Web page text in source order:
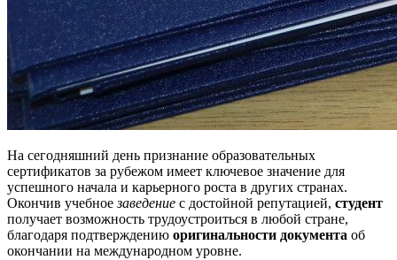
На сегодняшний день признание образовательных
сертификатов за рубежом имеет ключевое значение для
успешного начала и карьерного роста в других странах.
Окончив учебноезаведение с достойной репутацией, студент
получает возможность трудоустроиться в любой стране,
благодаря подтверждению оригинальности документа об
окончании на международном уровне.